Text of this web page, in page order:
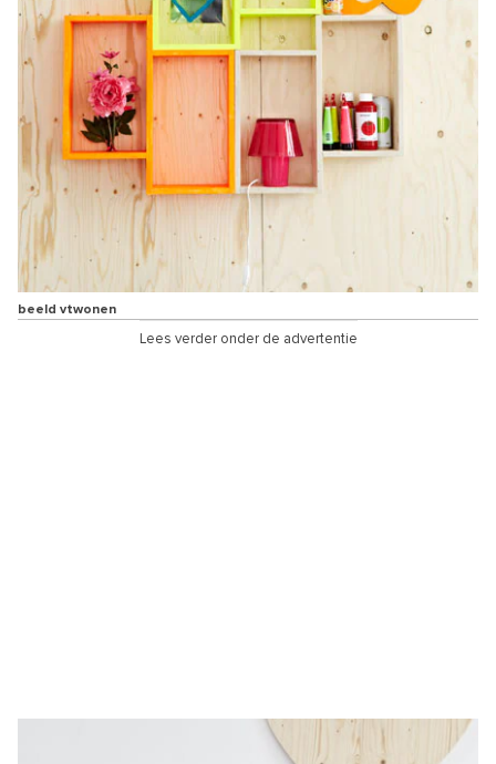
beeld vtwonen
Lees verder onder de advertentie